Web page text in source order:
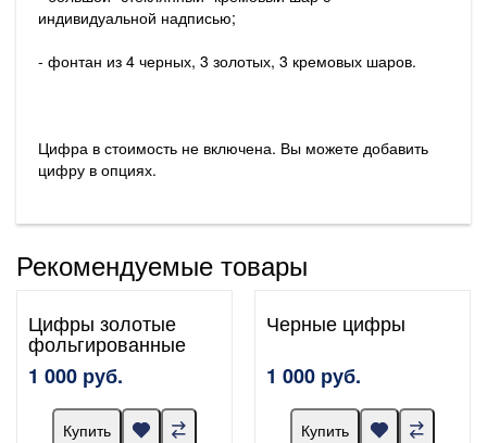
индивидуальной надписью;
- фонтан из 4 черных, 3 золотых, 3 кремовых шаров.
Цифра в стоимость не включена. Вы можете добавить
цифру в опциях.
Рекомендуемые товары
Цифры золотые
фольгированные
1 000 руб.
Купить
Черные цифры
1 000 руб.
Купить